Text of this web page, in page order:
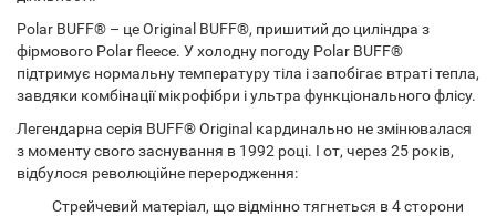
Polar BUFF® – це Original BUFF®, пришитий до циліндра з
фірмового Polar fleece. У холодну погоду Polar BUFF®
підтримує нормальну температуру тіла і запобігає втраті тепла,
завдяки комбінації мікрофібри і ультра функціонального флісу.
Легендарна серія BUFF® Original кардинально не змінювалася
з моменту свого заснування в 1992 році. І от, через 25 років,
відбулося революційне переродження:
Стрейчевий матеріал, що відмінно тягнеться в 4 сторони